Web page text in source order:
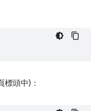
頭中)：